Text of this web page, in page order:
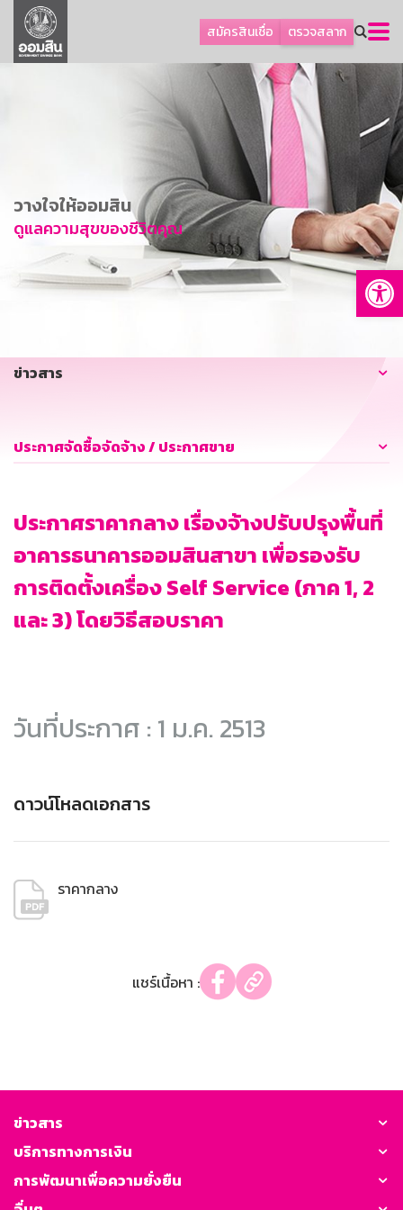
สมัครสินเชื่อ ตรวจสลาก
ลูกค้าธุรกิจ
ลูกค้าผู้ประกอบรายย่อย
การพัฒนาที่ยั่งยืน
ข่าวสาร
บริการทางการเงิน
อื่นๆ
วางใจให้ออมสิน
ดูแลความสุขของชีวิตคุณ
ข่าวสาร
ประกาศจัดซื้อจัดจ้าง / ประกาศขาย
ประกาศราคากลาง เรื่องจ้างปรับปรุงพื้นที่
อาคารธนาคารออมสินสาขา เพื่อรองรับ
การติดตั้งเครื่อง Self Service (ภาค 1, 2
และ 3) โดยวิธีสอบราคา
วันที่ประกาศ : 1 ม.ค. 2513
ดาวน์โหลดเอกสาร
ราคากลาง
แชร์เนื้อหา :
ข่าวสาร
บริการทางการเงิน
การพัฒนาเพื่อความยั่งยืน